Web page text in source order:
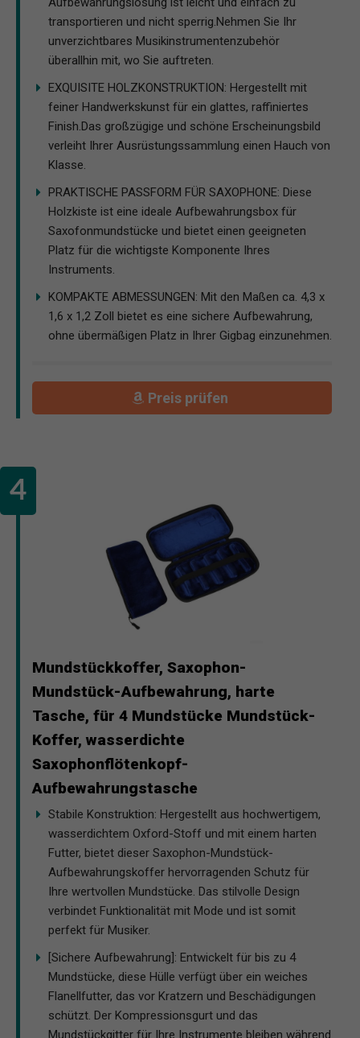
transportieren und nicht sperrig.Nehmen Sie Ihr
unverzichtbares Musikinstrumentenzubehör
überallhin mit, wo Sie auftreten.
EXQUISITE HOLZKONSTRUKTION: Hergestellt mit
feiner Handwerkskunst für ein glattes, raffiniertes
Finish.Das großzügige und schöne Erscheinungsbild
verleiht Ihrer Ausrüstungssammlung einen Hauch von
Klasse.
PRAKTISCHE PASSFORM FÜR SAXOPHONE: Diese
Holzkiste ist eine ideale Aufbewahrungsbox für
Saxofonmundstücke und bietet einen geeigneten
Platz für die wichtigste Komponente Ihres
Instruments.
KOMPAKTE ABMESSUNGEN: Mit den Maßen ca. 4,3 x
1,6 x 1,2 Zoll bietet es eine sichere Aufbewahrung,
ohne übermäßigen Platz in Ihrer Gigbag einzunehmen.
Preis prüfen
Mundstückkoffer, Saxophon-
Mundstück-Aufbewahrung, harte
Tasche, für 4 Mundstücke Mundstück-
Koffer, wasserdichte
Saxophonflötenkopf-
Aufbewahrungstasche
Stabile Konstruktion: Hergestellt aus hochwertigem,
wasserdichtem Oxford-Stoff und mit einem harten
Futter, bietet dieser Saxophon-Mundstück-
Aufbewahrungskoffer hervorragenden Schutz für
Ihre wertvollen Mundstücke. Das stilvolle Design
verbindet Funktionalität mit Mode und ist somit
perfekt für Musiker.
[Sichere Aufbewahrung]: Entwickelt für bis zu 4
Mundstücke, diese Hülle verfügt über ein weiches
Flanellfutter, das vor Kratzern und Beschädigungen
schützt. Der Kompressionsgurt und das
Mundstückgitter für Ihre Instrumente bleiben während